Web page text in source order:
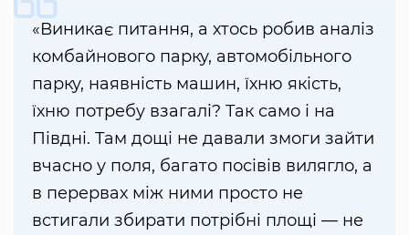
«Виникає питання, а хтось робив аналіз
комбайнового парку, автомобільного
парку, наявність машин, їхню якість,
їхню потребу взагалі? Так само і на
Півдні. Там дощі не давали змоги зайти
вчасно у поля, багато посівів вилягло, а
в перервах між ними просто не
встигали збирати потрібні площі — не